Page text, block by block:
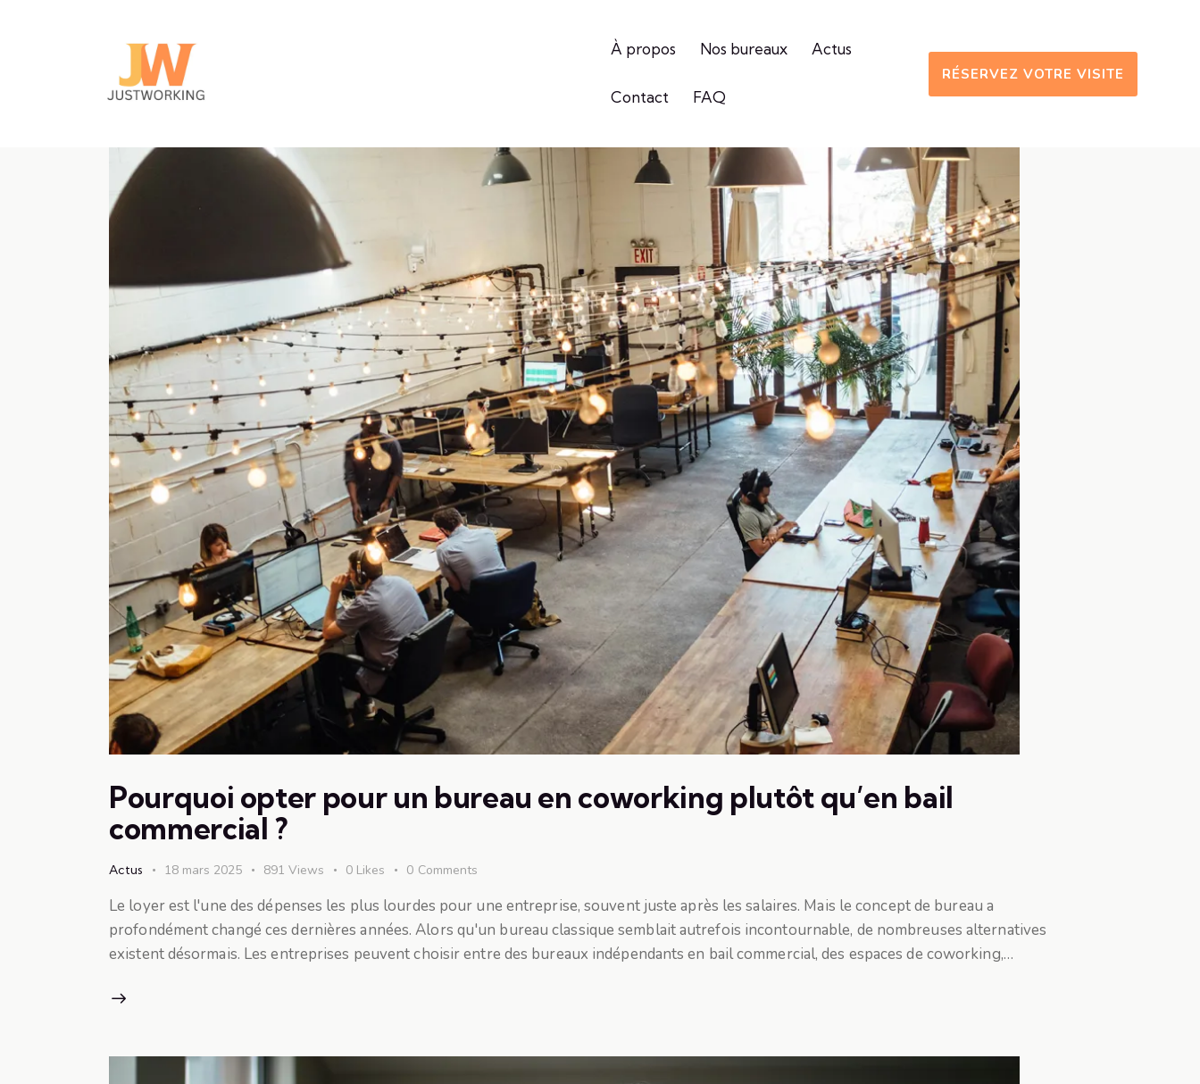
À propos Nos bureaux Actus
Contact FAQ
RÉSERVEZ VOTRE VISITE
Pourquoi opter pour un bureau en coworking plutôt qu’en bail
commercial ?
Actus 18 mars 2025 891 Views 0 Likes 0 Comments
Le loyer est l'une des dépenses les plus lourdes pour une entreprise, souvent juste après les salaires. Mais le concept de bureau a
profondément changé ces dernières années. Alors qu'un bureau classique semblait autrefois incontournable, de nombreuses alternatives
existent désormais. Les entreprises peuvent choisir entre des bureaux indépendants en bail commercial, des espaces de coworking,…